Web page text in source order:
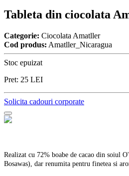
Tableta din ciocolata
Categorie: Ciocolata Amatller
Cod produs: Amatller_Nicaragua
Stoc epuizat
Pret: 25 LEI
Solicita cadouri corporate
Realizat cu 72% boabe de cacao din soiul
Bosawas), dar renumita pentru finetea si